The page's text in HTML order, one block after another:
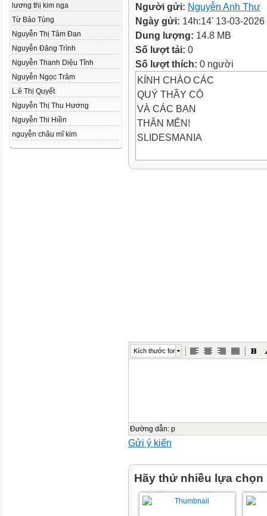
lương thị kim nga
Từ Bảo Tùng
Nguyễn Thị Tâm Đan
Nguyễn Đăng Trình
Nguyễn Thanh Diệu Tĩnh
Nguyễn Ngọc Trâm
L:ê Thị Quyết
Nguyễn Thị Thu Hương
Nguyễn Thi Hiền
nguyễn châu mĩ kim
Người gửi: Nguyễn Anh Thư
Ngày gửi: 14h:14' 13-03-2026
Dung lượng: 14.8 MB
Số lượt tải: 0
Số lượt thích: 0 người
KÍNH CHÀO CÁC
QUÝ THẦY CÔ
VÀ CÁC BẠN
THÂN MẾN!
SLIDESMANIA
APARTHEID
SLIDESMANIA
APATHEID
1.QUÁ TRÌNH
Kích thước font
Đường dẫn: p
Gửi ý kiến
Hãy thử nhiều lựa chọn